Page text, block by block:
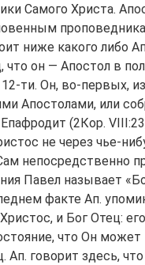
Самого Христа.
ниже какого либо
что он — Апостол в
ти. Он, во-первых,
Апостолами, или
(2Кор.
не через чье-
непосредственно
Павел называет
факте Ап.
и Бог Отец:
что Он
говорит здесь,